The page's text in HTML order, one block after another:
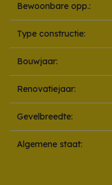
Bewoonbare opp.:
Type constructie:
Bouwjaar:
Renovatiejaar:
Gevelbreedte:
Algemene staat: